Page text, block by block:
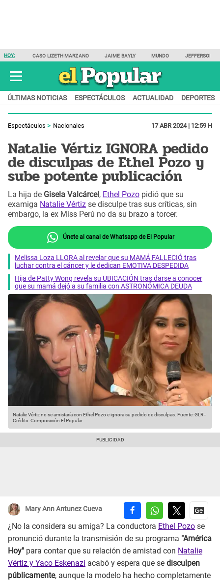
HOY: CASO LIZETH MARZANO JAIME BAYLY MUNDO JEFFERSON
ÚLTIMAS NOTICIAS ESPECTÁCULOS ACTUALIDAD DEPORTES
Espectáculos Nacionales 17 ABR 2024 | 12:59 H
Natalie Vértiz IGNORA pedido
de disculpas de Ethel Pozo y
sube potente publicación
La hija de Gisela Valcárcel , Ethel Pozo pidió que su
examiga Natalie Vértiz se disculpe tras sus críticas, sin
embargo, la ex Miss Perú no da su brazo a torcer.
Únete al canal de Whatsapp de El Popular
Melissa Loza LLORA al revelar que su MAMÁ FALLECIÓ tras
luchar contra el cáncer y le dedican EMOTIVA DESPEDIDA
Hija de Patty Wong revela su UBICACIÓN tras darse a conocer
que su mamá dejó a su familia con ASTRONÓMICA DEUDA
Natalie Vértiz no se amistaría con Ethel Pozo e ignora su pedido de disculpas. Fuente: GLR-
Crédito: Composición El Popular
Mary Ann Antunez Cueva
¿No la considera su amiga? La conductora Ethel Pozo se
pronunció durante la transmisión de su programa "América
Hoy" para contar que su relación de amistad con Natalie
Vértiz y Yaco Eskenazi acabó y espera que se disculpen
públicamente, aunque la modelo ha hecho completamente